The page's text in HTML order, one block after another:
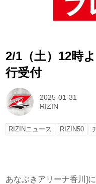
2/1（土）12時
行受付
2025-01-31
RIZIN
RIZINニュース RIZIN50
あなぶきアリーナ香川]